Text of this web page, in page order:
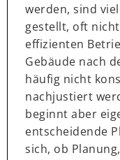
werden, sind
gestellt, oft
effizienten
Gebäude nach
häufig nicht
nachjustiert
beginnt aber
entscheidende
sich, ob